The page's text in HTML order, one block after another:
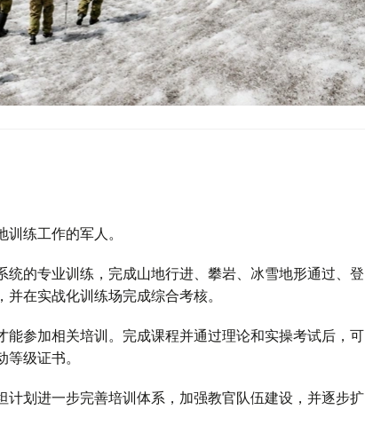
练工作的军人。
的专业训练，完成山地行进、攀岩、冰雪地形通过、登
在实战化训练场完成综合考核。
能参加相关培训。完成课程并通过理论和实操考试后，可
级证书。
划进一步完善培训体系，加强教官队伍建设，并逐步扩